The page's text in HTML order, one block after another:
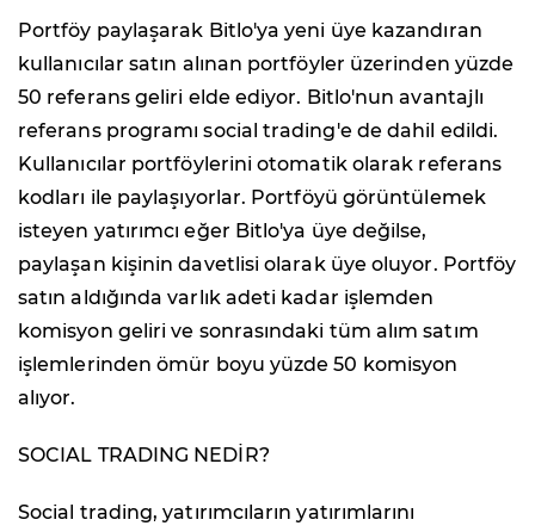
Portföy paylaşarak Bitlo'ya yeni üye kazandıran
kullanıcılar satın alınan portföyler üzerinden yüzde
50 referans geliri elde ediyor. Bitlo'nun avantajlı
referans programı social trading'e de dahil edildi.
Kullanıcılar portföylerini otomatik olarak referans
kodları ile paylaşıyorlar. Portföyü görüntülemek
isteyen yatırımcı eğer Bitlo'ya üye değilse,
paylaşan kişinin davetlisi olarak üye oluyor. Portföy
satın aldığında varlık adeti kadar işlemden
komisyon geliri ve sonrasındaki tüm alım satım
işlemlerinden ömür boyu yüzde 50 komisyon
alıyor.
SOCIAL TRADING NEDİR?
Social trading, yatırımcıların yatırımlarını